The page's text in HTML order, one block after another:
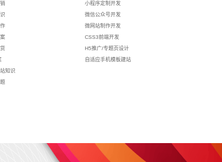
知识
小程序定制开发
微信公众号开发
微网站制作开发
CSS3前端开发
H5推广/专题页设计
自适应手机模板建站